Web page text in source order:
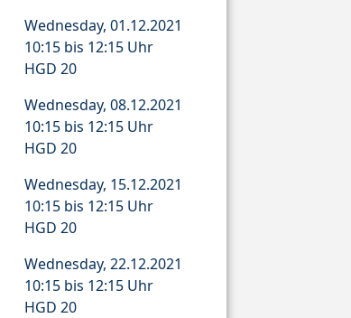
Wednesday, 01.12.2021
10:15 bis 12:15 Uhr
HGD 20
Wednesday, 08.12.2021
10:15 bis 12:15 Uhr
HGD 20
Wednesday, 15.12.2021
10:15 bis 12:15 Uhr
HGD 20
Wednesday, 22.12.2021
10:15 bis 12:15 Uhr
HGD 20